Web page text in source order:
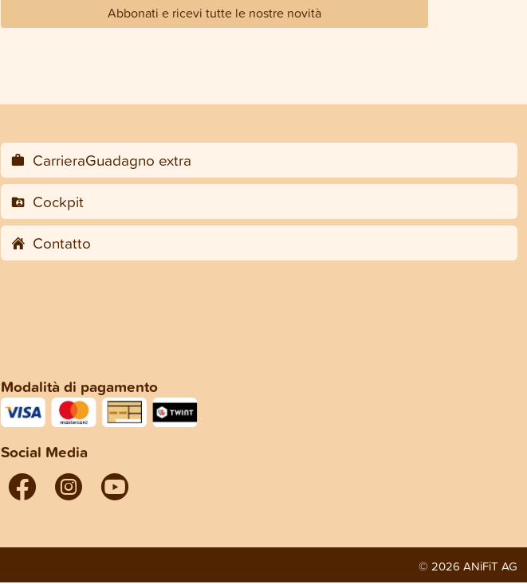
Abbonati e ricevi tutte le nostre novità
CarrieraGuadagno extra
Cockpit
Contatto
Modalità di pagamento
Social Media
© 2026 ANiFiT AG